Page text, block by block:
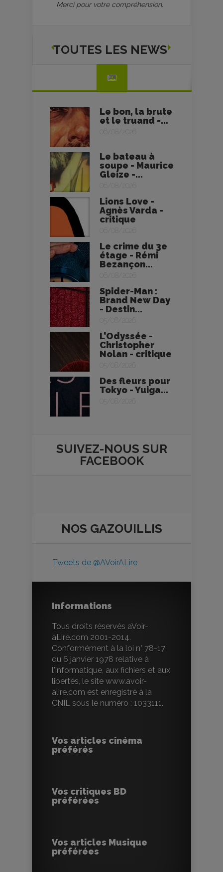
Merci pour votre compréhension.
TOUTES LES NEWS
Le bon, la brute
et le truand -...
06/08/2026
Le bateau à
soupe - Maurice
Gleize -...
06/08/2026
Lions Love -
Agnès Varda -
critique
06/08/2026
Le crime du 3e
étage - Rémi
Bezançon...
06/08/2026
Spider-Man :
Brand New Day
- Destin...
05/08/2026
L’Odyssée -
Christopher
Nolan - critique
05/08/2026
Des fleurs pour
Tokyo - Yuiga...
05/08/2026
SUIVEZ-NOUS SUR
FACEBOOK
NOS GAZOUILLIS
Tweets de @AVoirALire
Informations
Tous droits réservés aVoir-
aLire.com 2001-2014.
Conformément à la loi n° 78-17
du 6 janvier 1978 relative à
l'informatique, aux fichiers et aux
libertés, le site www.avoir-
alire.com est enregistré à la
CNIL sous le numéro : 1033111.
Vos articles cinéma
préférés
Vos critiques BD
préférées
Vos articles Musique
préférées